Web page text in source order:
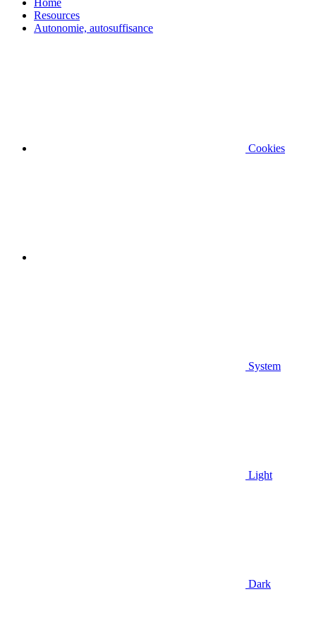
Resources
Autonomie, autosuffisance
Cookies
System
Light
Dark